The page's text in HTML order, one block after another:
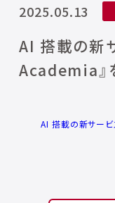
2025.05.13
AI 搭載の新
Academia』
AI 搭載の新サー